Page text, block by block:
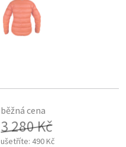
běžná cena
3 280 Kč
ušetříte: 490 Kč